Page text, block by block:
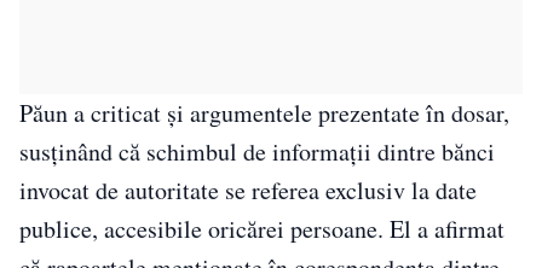
Păun a criticat şi argumentele prezentate în dosar,
susţinând că schimbul de informaţii dintre bănci
invocat de autoritate se referea exclusiv la date
publice, accesibile oricărei persoane. El a afirmat